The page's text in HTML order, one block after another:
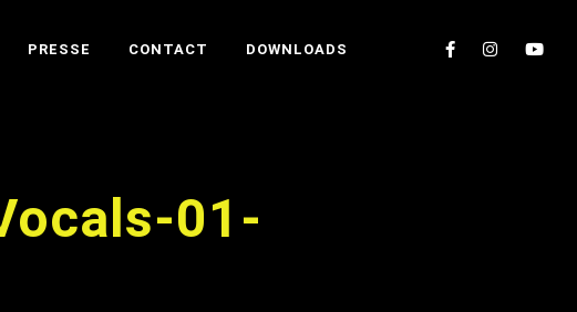
PRESSE CONTACT DOWNLOADS
01-